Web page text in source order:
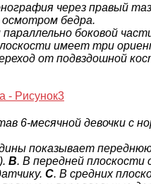
через правый
осмотром бедра.
боковой
имеет три
от подвздошной
6-месячной девочки с
показывает переднюю
B. В передней плоскости
C. В средних